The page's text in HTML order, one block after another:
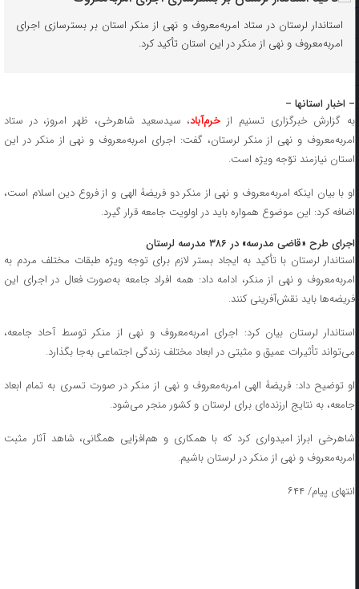
استاندار لرستان در ستاد امربه‌معروف و نهی ‌از منکر استان بر بسترسازی اجرای
امربه‌معروف و نهی از منکر در این استان تأکید کرد.
– اخبار استانها –
به گزارش خبرگزاری تسنیم از خرم‌آباد، سیدسعید شاهرخی، ظهر امروز، در ستاد
امربه‌معروف و نهی ‌از منکر لرستان، گفت: اجرای امربه‌معروف و نهی‌ از منکر در این
استان نیازمند توّجه ویژه است.
او با بیان اینکه امربه‌معروف و نهی ‌از منکر دو فریضۀ الهی و از فروع دین اسلام است،
اضافه کرد: این موضوع همواره باید در اولویت جامعه قرار گیرد.
اجرای طرح «قاضی مدرسه» در ۳۸۶ مدرسه لرستان
استاندار لرستان با تأکید به ایجاد بستر لازم برای توجه ویژه طبقات مختلف مردم به
امربه‌معروف و نهی ‌از منکر، ادامه داد: همه افراد جامعه به‌صورت فعال در اجرای این
فریضه‌ها باید نقش‌آفرینی کنند.
استاندار لرستان بیان کرد: اجرای امربه‌معروف و نهی ‌از منکر توسط آحاد جامعه،
می‌تواند تأثیرات عمیق و مثبتی در ابعاد مختلف زندگی اجتماعی به‌جا بگذارد.
او توضیح داد: فریضۀ الهی امربه‌معروف و نهی ‌از منکر در صورت تسری به تمام ابعاد
جامعه، به نتایج ارزنده‌ای برای لرستان و کشور منجر می‌شود.
شاهرخی ابراز امیدواری کرد که با همکاری و هم‌افزایی همگانی، شاهد آثار مثبت
امربه‌معروف و نهی ‌از منکر در لرستان باشیم.
انتهای پیام/ ۶۴۴